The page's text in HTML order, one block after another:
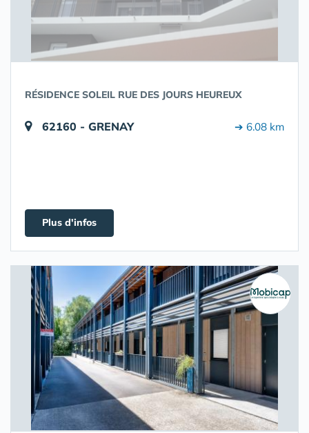
RÉSIDENCE SOLEIL RUE DES JOURS HEUREUX
62160 - GRENAY ➔ 6.08 km
Plus d'infos